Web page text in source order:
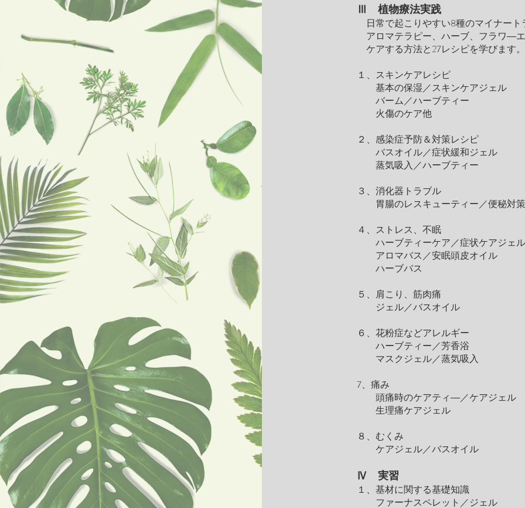
Ⅲ 植物療法実践
日常で起こりやすい8種のマイナート
アロマテラピー、ハーブ、フラワ―
ケアする方法と27レシピを学びます。
１、スキンケアレシピ
基本の保湿／スキンケアジェル
バーム／ハーブティー
火傷のケア他
２、感染症予防＆対策レシピ
バスオイル／症状緩和ジェル
蒸気吸入／ハーブティー
３、消化器トラブル
胃腸のレスキューティー／便秘対
４、ストレス、不眠
ハーブティーケア／症状ケアジェル
アロマバス／安眠頭皮オイル
ハーブバス
５、肩こり、筋肉痛
ジェル／バスオイル
６、花粉症などアレルギー
ハーブティー／芳香浴
マスクジェル／蒸気吸入
7、痛み
頭痛時のケアティ―／ケアジェル
生理痛ケアジェル
８、むくみ
ケアジェル／バスオイル
Ⅳ 実習
１、基材に関する基礎知識
ファーナスペレット／ジェル